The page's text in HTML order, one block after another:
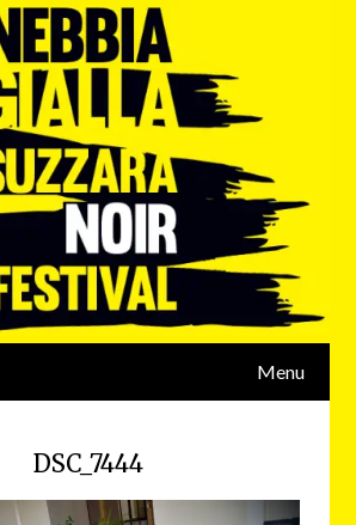
Menu
DSC_7444